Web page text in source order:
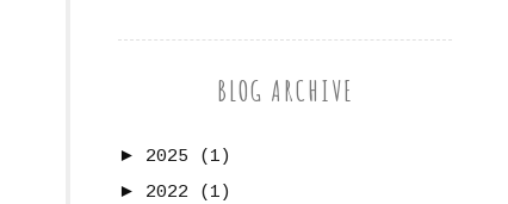
BLOG ARCHIVE
► 2025
(1)
► 2022
(1)